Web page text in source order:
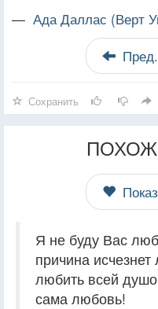
— Ада Даллас (Верт
Пред.
Сохранить
Я не буду Вас
причина
любить всей
сама любовь!